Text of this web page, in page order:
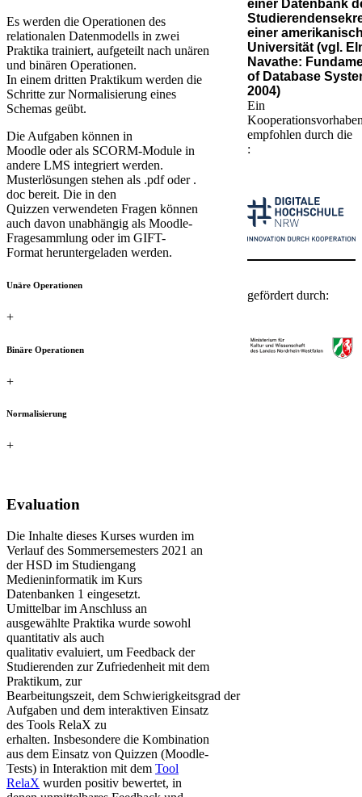
E​s werden die Operationen des
relationalen Datenmodells in zwei
Praktika trainiert, aufgeteilt nach unären
und binären Operationen.
In einem dritten Praktikum werden die
Schritte zur Normalisierung eines
Schemas geübt.​
Die Aufgaben können in
Moodle oder als SCORM-Module in
andere LMS integriert werden.
Musterlösungen stehen als .pdf oder .​​​​
doc bereit. Die in den
Quizzen verwendeten Fragen können
auch davon unabhängig als Moodle-
Fragesammlung oder im GIFT-
Format heruntergeladen werden.
Unäre Operationen
+
Binäre Operationen
+
Normalisierung
+
Evaluation​
Die Inhalte dieses Kurses wurden im
Verlauf des Sommersemesters 2021 an
der HSD im Studiengang
Medieninformatik im Kurs
Datenbanken 1 eingesetzt.
Umittelbar im Anschluss an
ausgewählte Praktika wurde sowohl
quantitativ als auch
qualitativ evaluiert, um Feedback der
Studierenden zur Zufriedenheit mit dem
Praktikum, zur
Bearbeitungszeit, dem Schwierigkeitsgrad der
Aufgaben und dem interaktiven Einsatz
des ​Tools RelaX zu
erhalten. Insbesondere die Kombination
aus dem Einsatz von Quizzen (Moodle-
Tests) in Interaktion mit dem Tool
RelaX wurden positiv bewertet, in
einer Datenbank
einer
Universität (vgl.
Navathe:
of Database
2004)
Ein
empfohlen durch die​​
:
gefördert durch:​